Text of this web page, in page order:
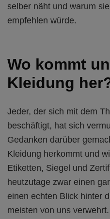
selber näht und warum
empfehlen würde.
Wo kommt
Kleidung
Jeder, der sich mit dem
beschäftigt, hat sich
Gedanken darüber
Kleidung herkommt und
Etiketten, Siegel und
heutzutage zwar einen
einen echten Blick hinter
meisten von uns